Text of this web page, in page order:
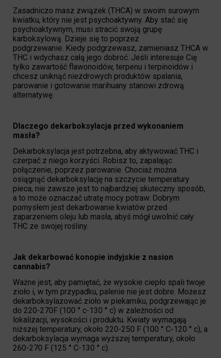
Zasadniczo masz związek (THCA) w swoim surowym
kwiatku, który nie jest psychoaktywny. Aby stać się
psychoaktywnym, musi stracić swoją grupę
karboksylową. Dzieje się to poprzez
podgrzewanie. Kiedy podgrzewasz, zamieniasz THCA w
THC i wdychasz całą jego dobroć. Jeśli interesuje Cię
tylko zawartość flawonoidów, terpenu i terpinoidów i
chcesz uniknąć niezdrowych produktów spalania,
parowanie i gotowanie marihuany stanowi zdrową
alternatywę.
Dlaczego dekarboksylacja przed wykonaniem
masła?
Dekarboksylacja jest potrzebna, aby aktywować THC i
czerpać z niego korzyści. Robisz to, zapalając
połączenie, poprzez parowanie. Chociaż można
osiągnąć dekarboksylację na szczycie temperatury
pieca, nie zawsze jest to najbardziej skuteczny sposób,
a to może oznaczać utratę mocy potraw. Dobrym
pomysłem jest dekarbowanie kwiatów przed
zaparzeniem oleju lub masła, abyś mógł uwolnić cały
THC ze swojej rośliny.
Jak dekarbować konopie indyjskie z nasion
cannabis?
Ważne jest, aby pamiętać, że wysokie ciepło spali twoje
zioło i, w tym przypadku, palenie nie jest dobre. Możesz
dekarboksylazować zioło w piekarniku, podgrzewając je
do 220-270F (100 ° c-130 ° c) w zależności od
lokalizacji, wysokości i produktu. Kwiaty wymagają
niższej temperatury, około 220-250 F (100 ° C-120 ° c), a
dekarboksylacja wymaga wyższej temperatury, około
260-270 F (125 ° C-130 ° c).